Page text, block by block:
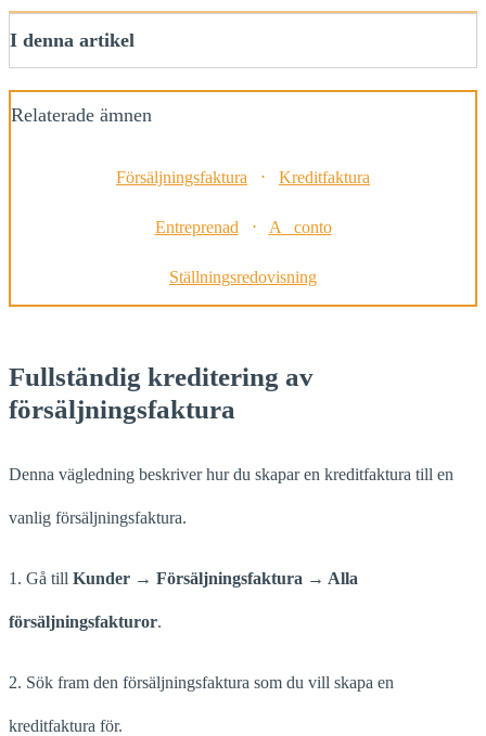
I denna artikel
Relaterade ämnen
Försäljningsfaktura ⋅ Kreditfaktura
Entreprenad ⋅ A conto
Ställningsredovisning
Fullständig kreditering av
försäljningsfaktura
Denna vägledning beskriver hur du skapar en kreditfaktura till en
vanlig försäljningsfaktura.
1. Gå till Kunder → Försäljningsfaktura → Alla
försäljningsfakturor.
2. Sök fram den försäljningsfaktura som du vill skapa en
kreditfaktura för.